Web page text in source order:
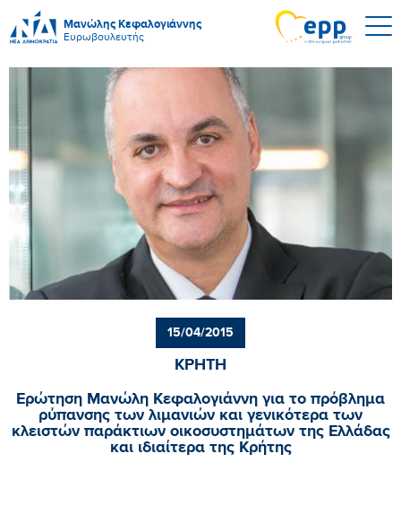
Μανώλης Κεφαλογιάννης
Ευρωβουλευτής
15/04/2015
ΚΡΗΤΗ
Ερώτηση Μανώλη Κεφαλογιάννη για το πρόβλημα
ρύπανσης των λιμανιών και γενικότερα των
κλειστών παράκτιων οικοσυστημάτων της Ελλάδας
και ιδιαίτερα της Κρήτης